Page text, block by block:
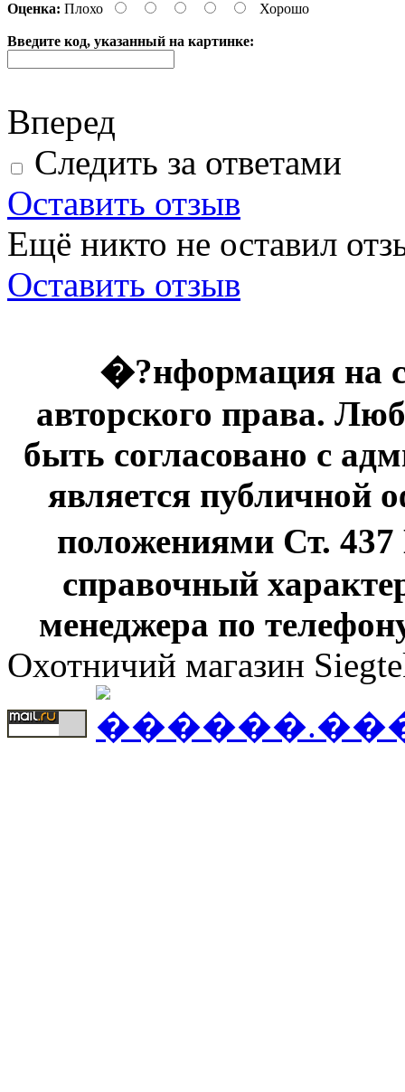
Оценка: Плохо Хорошо
Введите код, указанный на картинке:
Вперед
Следить за ответами
Оставить отзыв
Ещё никто не оставил
Оставить отзыв
�?нформация на
авторского права.
быть согласовано с
является публичной
положениями Ст.
справочный
менеджера по
Охотничий магазин